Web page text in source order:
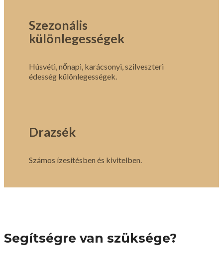
Szezonális
különlegességek
Húsvéti, nőnapi, karácsonyi, szilveszteri
édesség különlegességek.
Drazsék
Számos ízesítésben és kivitelben.
Segítségre van szüksége?